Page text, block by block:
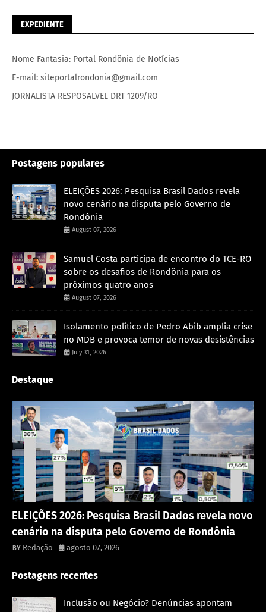
EXPEDIENTE
Nome Fantasia: Portal Rondônia de Notícias
E-mail: siteportalrondonia@gmail.com
JORNALISTA RESPOSALVEL DRT 1209/RO
Postagens populares
ELEIÇÕES 2026: Pesquisa Brasil Dados revela
novo cenário na disputa pelo Governo de
Rondônia
August 07, 2026
Samuel Costa participa de encontro do TCE-RO
sobre os desafios de Rondônia para os
próximos quatro anos
August 07, 2026
Isolamento político de Pedro Abib amplia crise
no MDB e provoca temor de novas desistências
July 31, 2026
Destaque
ELEIÇÕES 2026: Pesquisa Brasil Dados revela novo
cenário na disputa pelo Governo de Rondônia
Redação agosto 07, 2026
Postagens recentes
Inclusão ou Negócio? Denúncias apontam